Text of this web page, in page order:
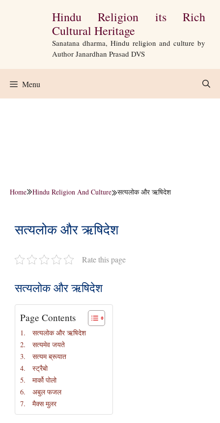
Hindu Religion its Rich
Cultural Heritage
Sanatana dharma, Hindu religion and culture by
Author Janardhan Prasad DVS
Menu
Home Hindu Religion And Culture सत्यलोक और ऋषिदेश
सत्यलोक और ऋषिदेश
Rate this page
सत्यलोक और ऋषिदेश
Page Contents
सत्यलोक और ऋषिदेश
सत्यमेव जयते
सत्यम ब्रूयात
स्ट्रैबो
मार्को पोलो
अबुल फजल
मैक्स मुलर